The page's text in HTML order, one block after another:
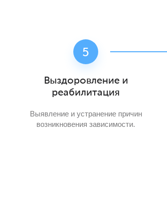
Выздоровление и
реабилитация
Выявление и устранение причин
возникновения зависимости.